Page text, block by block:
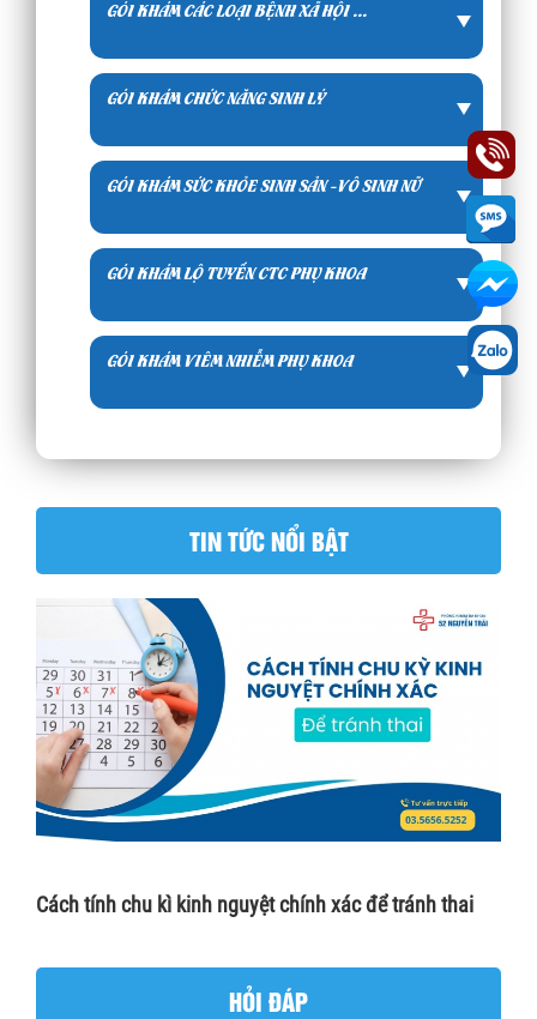
GÓI KHÁM CÁC LOẠI BỆNH XÃ HỘI ...
GÓI KHÁM CHỨC NĂNG SINH LÝ
GÓI KHÁM SỨC KHỎE SINH SẢN -VÔ SINH NỮ
GÓI KHÁM LỘ TUYẾN CTC PHỤ KHOA
GÓI KHÁM VIÊM NHIỄM PHỤ KHOA
TIN TỨC NỔI BẬT
Cách tính chu kì kinh nguyệt chính xác để tránh thai
HỎI ĐÁP